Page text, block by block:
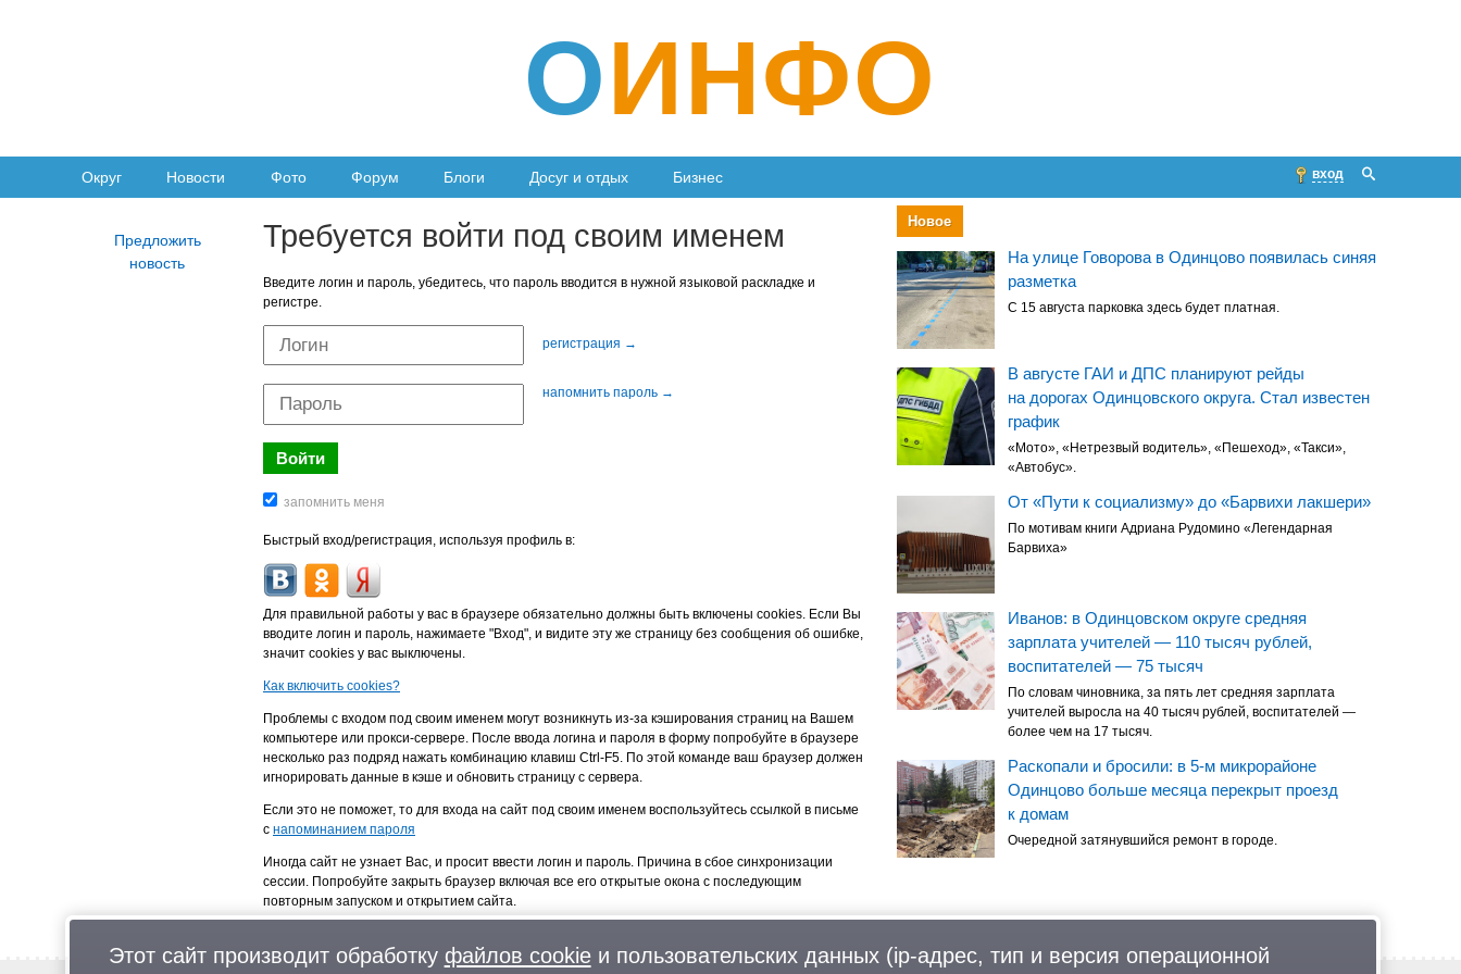
ОИНФО
Округ Новости Фото Форум Блоги Досуг и отдых Бизнес вход
Требуется войти под своим именем
Введите логин и пароль, убедитесь, что пароль вводится в нужной языковой раскладке и
регистре.
регистрация →
напомнить пароль →
Быстрый вход/регистрация, используя профиль в:
Для правильной работы у вас в браузере обязательно должны быть включены cookies. Если Вы
вводите логин и пароль, нажимаете "Вход", и видите эту же страницу без сообщения об ошибке,
значит cookies у вас выключены.
Как включить cookies?
Проблемы с входом под своим именем могут возникнуть из-за кэширования страниц на Вашем
компьютере или прокси-сервере. После ввода логина и пароля в форму попробуйте в браузере
несколько раз подряд нажать комбинацию клавиш Ctrl-F5. По этой команде ваш браузер должен
игнорировать данные в кэше и обновить страницу с сервера.
Если это не поможет, то для входа на сайт под своим именем воспользуйтесь ссылкой в письме
с напоминанием пароля
Иногда сайт не узнает Вас, и просит ввести логин и пароль. Причина в сбое синхронизации
сессии. Попробуйте закрыть браузер включая все его открытые окона с последующим
повторным запуском и открытием сайта.
Новое
На улице Говорова в Одинцово появилась синяя
разметка
С 15 августа парковка здесь будет платная.
В августе ГАИ и ДПС планируют рейды
на дорогах Одинцовского округа. Стал известен
график
«Мото», «Нетрезвый водитель», «Пешеход», «Такси»,
«Автобус».
От «Пути к социализму» до «Барвихи лакшери»
По мотивам книги Адриана Рудомино «Легендарная
Барвиха»
Иванов: в Одинцовском округе средняя
зарплата учителей — 110 тысяч рублей,
воспитателей — 75 тысяч
По словам чиновника, за пять лет средняя зарплата
учителей выросла на 40 тысяч рублей, воспитателей —
более чем на 17 тысяч.
Раскопали и бросили: в 5-м микрорайоне
Одинцово больше месяца перекрыт проезд
к домам
Очередной затянувшийся ремонт в городе.
Этот сайт производит обработку файлов cookieи пользовательских данных (ip-адрес, тип и версия операционной